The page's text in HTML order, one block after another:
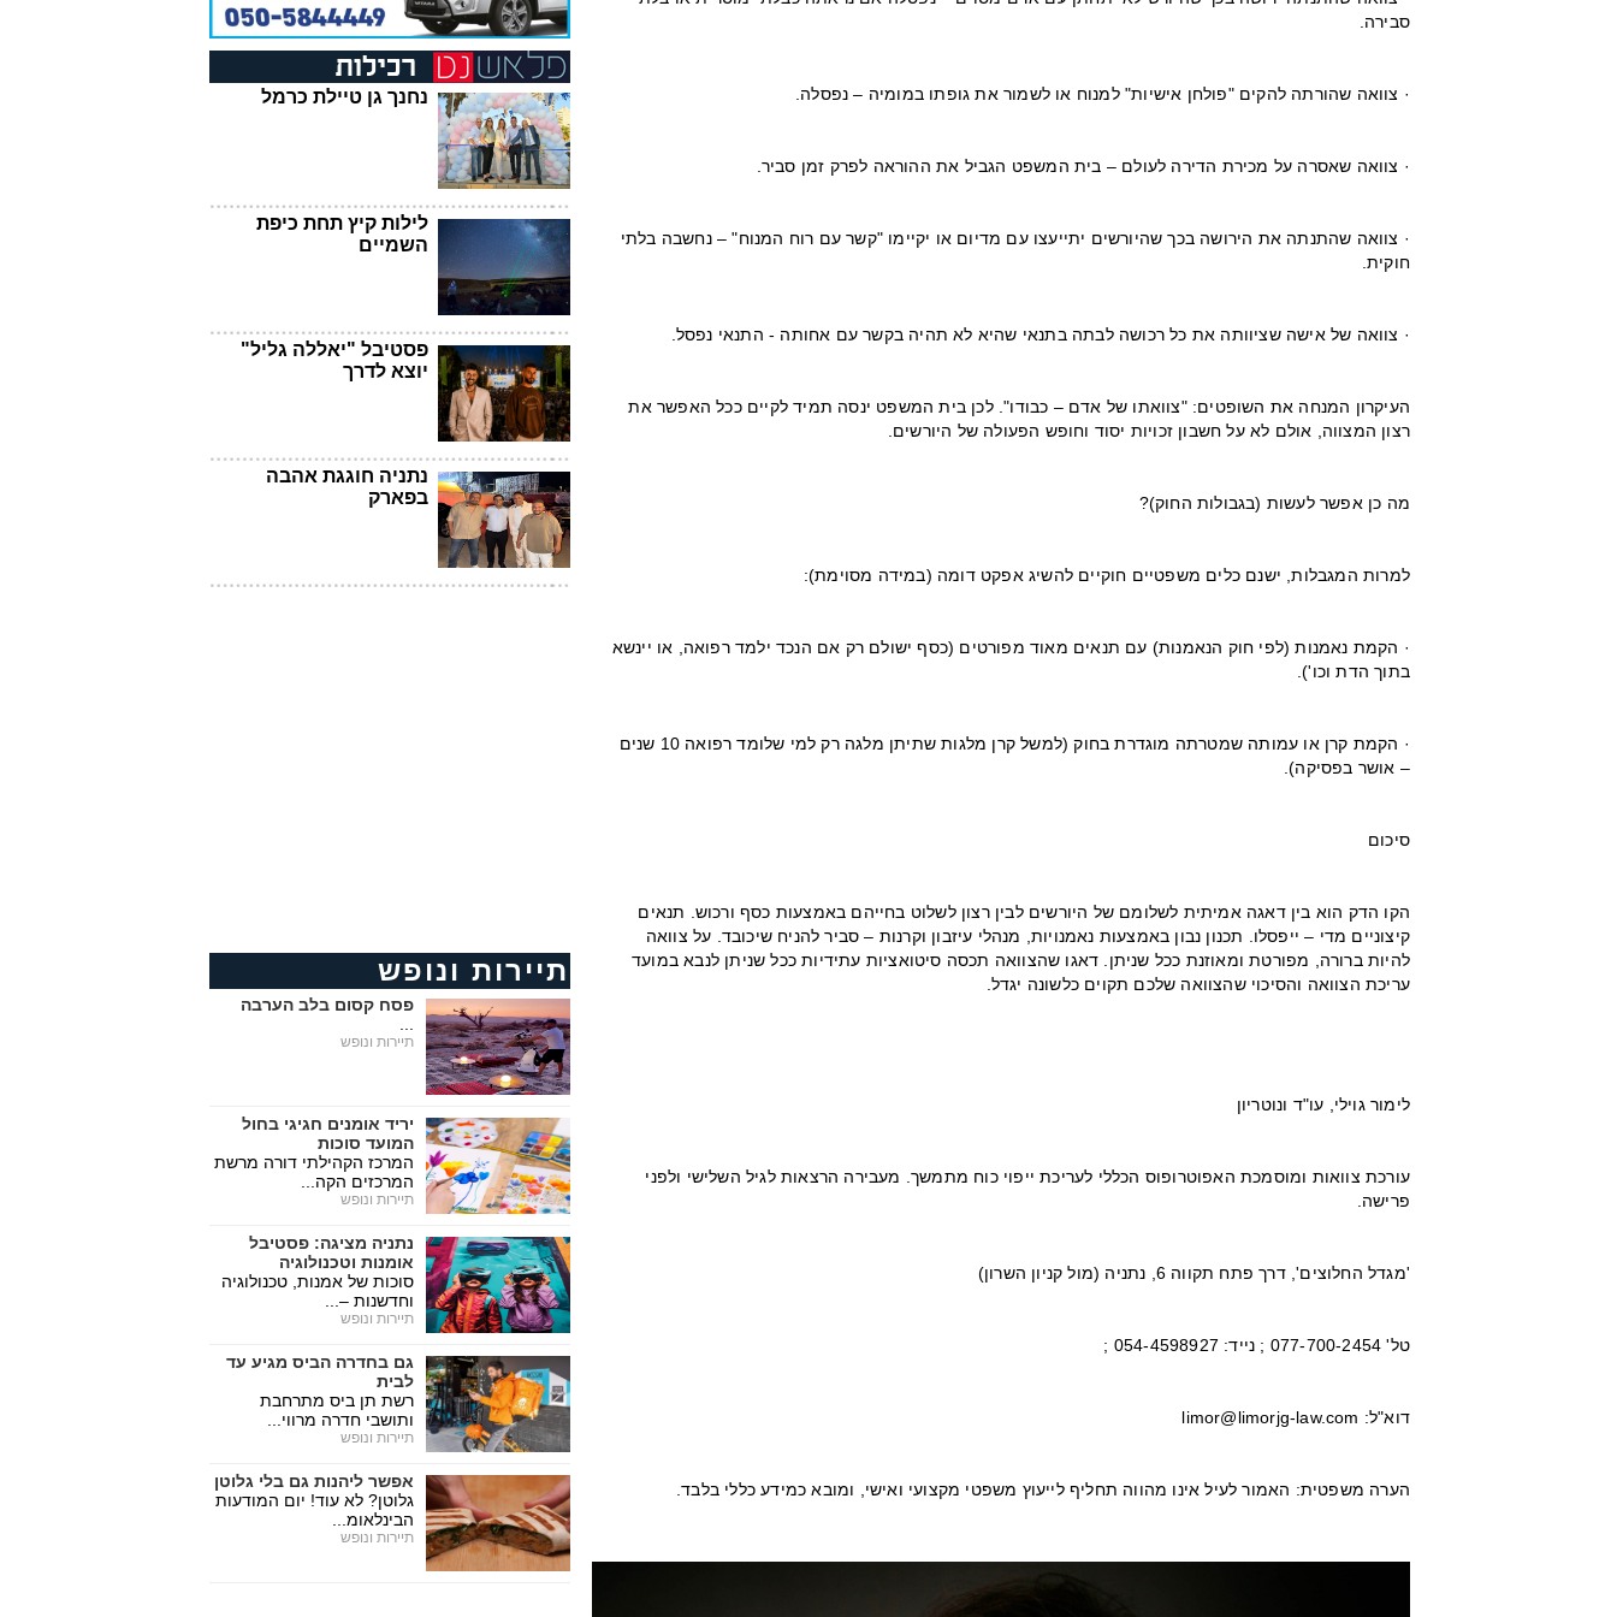
סבירה.
· צוואה שהורתה להקים "פולחן אישיות" למנוח או לשמור את גופתו במומיה – נפסלה.
· צוואה שאסרה על מכירת הדירה לעולם – בית המשפט הגביל את ההוראה לפרק זמן סביר.
· צוואה שהתנתה את הירושה בכך שהיורשים יתייעצו עם מדיום או יקיימו "קשר עם רוח המנוח" – נחשבה בלתי
חוקית.
· צוואה של אישה שציוותה את כל רכושה לבתה בתנאי שהיא לא תהיה בקשר עם אחותה - התנאי נפסל.
העיקרון המנחה את השופטים: "צוואתו של אדם – כבודו". לכן בית המשפט ינסה תמיד לקיים ככל האפשר את
רצון המצווה, אולם לא על חשבון זכויות יסוד וחופש הפעולה של היורשים.
מה כן אפשר לעשות (בגבולות החוק)?
למרות המגבלות, ישנם כלים משפטיים חוקיים להשיג אפקט דומה (במידה מסוימת):
· הקמת נאמנות (לפי חוק הנאמנות) עם תנאים מאוד מפורטים (כסף ישולם רק אם הנכד ילמד רפואה, או יינשא
בתוך הדת וכו').
· הקמת קרן או עמותה שמטרתה מוגדרת בחוק (למשל קרן מלגות שתיתן מלגה רק למי שלומד רפואה 10 שנים
– אושר בפסיקה).
סיכום
הקו הדק הוא בין דאגה אמיתית לשלומם של היורשים לבין רצון לשלוט בחייהם באמצעות כסף ורכוש. תנאים
קיצוניים מדי – ייפסלו. תכנון נבון באמצעות נאמנויות, מנהלי עיזבון וקרנות – סביר להניח שיכובד. על צוואה
להיות ברורה, מפורטת ומאוזנת ככל שניתן. דאגו שהצוואה תכסה סיטואציות עתידיות ככל שניתן לנבא במועד
עריכת הצוואה והסיכוי שהצוואה שלכם תקוים כלשונה יגדל.
לימור גוילי, עו"ד ונוטריון
עורכת צוואות ומוסמכת האפוטרופוס הכללי לעריכת ייפוי כוח מתמשך. מעבירה הרצאות לגיל השלישי ולפני
פרישה.
'מגדל החלוצים', דרך פתח תקווה 6, נתניה (מול קניון השרון)
טל' 077-700-2454 ; נייד: 054-4598927 ;
דוא"ל: limor@limorjg-law.com
הערה משפטית: האמור לעיל אינו מהווה תחליף לייעוץ משפטי מקצועי ואישי, ומובא כמידע כללי בלבד.
נחנך גן טיילת כרמל
לילות קיץ תחת כיפת
השמיים
פסטיבל "יאללה גליל"
יוצא לדרך
נתניה חוגגת אהבה
בפארק
תיירות ונופש
פסח קסום בלב הערבה
תיירות ונופש
יריד אומנים חגיגי בחול
המועד סוכות
המרכז הקהילתי דורה מרשת
המרכזים הקה...
תיירות ונופש
נתניה מציגה: פסטיבל
אומנות וטכנולוגיה
סוכות של אמנות, טכנולוגיה
וחדשנות –...
תיירות ונופש
גם בחדרה הביס מגיע עד
לבית
רשת תן ביס מתרחבת
ותושבי חדרה מרווי...
תיירות ונופש
אפשר ליהנות גם בלי גלוטן
גלוטן? לא עוד! יום המודעות
הבינלאומ...
תיירות ונופש